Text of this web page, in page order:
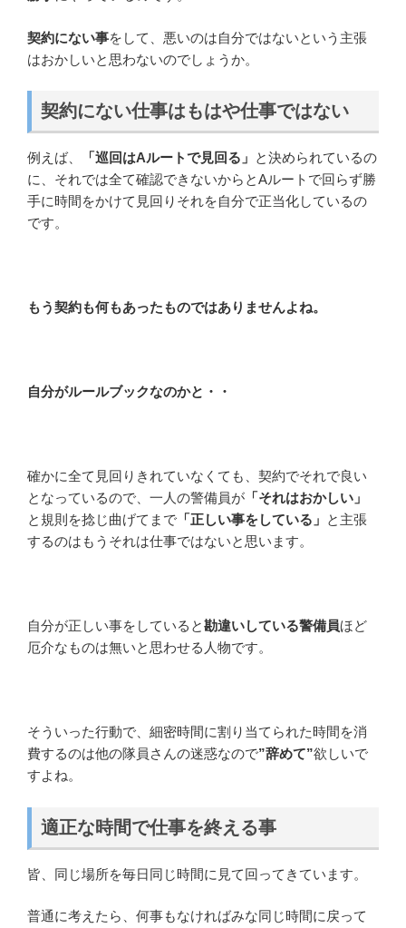
契約にない事をして、悪いのは自分ではないという主張
はおかしいと思わないのでしょうか。
契約にない仕事はもはや仕事ではない
例えば、 「巡回はAルートで見回る」 と決められているの
に、それでは全て確認できないからとAルートで回らず勝
手に時間をかけて見回りそれを自分で正当化しているの
です。
もう契約も何もあったものではありませんよね。
自分がルールブックなのかと・・
確かに全て見回りきれていなくても、契約でそれで良い
となっているので、一人の警備員が 「それはおかしい」
と規則を捻じ曲げてまで 「正しい事をしている」 と主張
するのはもうそれは仕事ではないと思います。
自分が正しい事をしていると勘違いしている警備員ほど
厄介なものは無いと思わせる人物です。
そういった行動で、細密時間に割り当てられた時間を消
費するのは他の隊員さんの迷惑なので”辞めて”欲しいで
すよね。
適正な時間で仕事を終える事
皆、同じ場所を毎日同じ時間に見て回ってきています。
普通に考えたら、何事もなければみな同じ時間に戻って